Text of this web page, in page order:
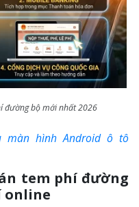
đường bộ mới nhất 2026
màn hình Android ô tô
tem phí đường
online